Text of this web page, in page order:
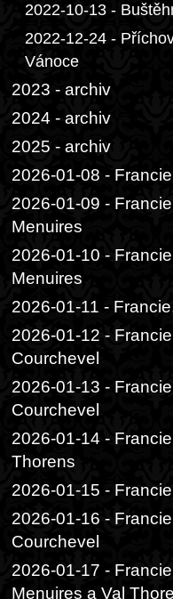
2022-10-13 -
2022-12-24 -
Vánoce
2023 - archiv
2024 - archiv
2025 - archiv
2026-01-08 -
2026-01-09 -
Menuires
2026-01-10 -
Menuires
2026-01-11 -
2026-01-12 -
Courchevel
2026-01-13 -
Courchevel
2026-01-14 -
Thorens
2026-01-15 -
2026-01-16 -
Courchevel
2026-01-17 -
Menuires a Val